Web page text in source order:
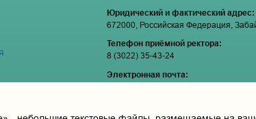
Юридический и фактический адрес:
672000, Российская Федерация,
Телефон приёмной ректора:
8 (3022) 35-43-24
Электронная почта: